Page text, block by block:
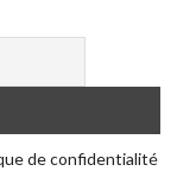
de confidentialité